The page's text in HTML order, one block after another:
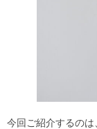
今回ご紹介するの